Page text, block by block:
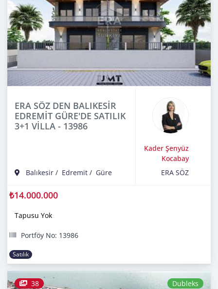
ERA SÖZ DEN BALIKESİR
EDREMİT GÜRE'DE SATILIK
3+1 VİLLA - 13986
Balıkesir / Edremit / Güre
Kader Şenyüz
Kocabay
ERA SÖZ
₺14.000.000
Tapusu Yok
Portföy No: 13986
Satılık
38 Dubleks